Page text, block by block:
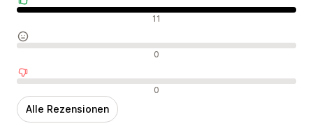
Positive Bewertungen 11
Neutrale Bewertungen 0
Negative Bewertungen 0
Alle Rezensionen